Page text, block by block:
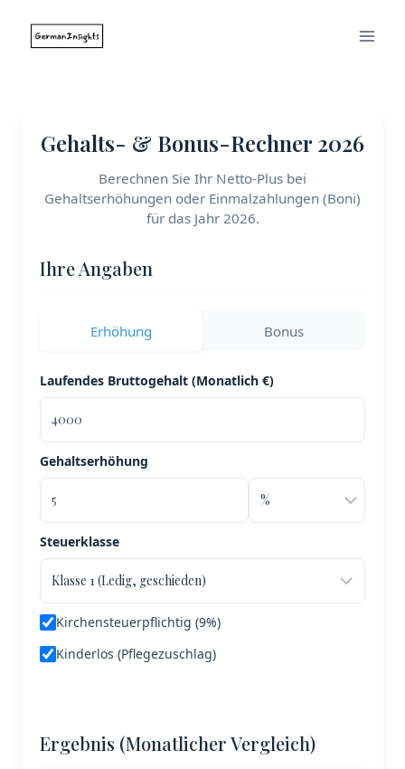
content
Gehalts- & Bonus-Rechner 2026
Berechnen Sie Ihr Netto-Plus bei
Gehaltserhöhungen oder Einmalzahlungen (Boni)
für das Jahr 2026.
Ihre Angaben
Erhöhung Bonus
Laufendes Bruttogehalt (Monatlich €)
Gehaltserhöhung
Steuerklasse
Kirchensteuerpflichtig (9%)
Kinderlos (Pflegezuschlag)
Ergebnis (Monatlicher Vergleich)